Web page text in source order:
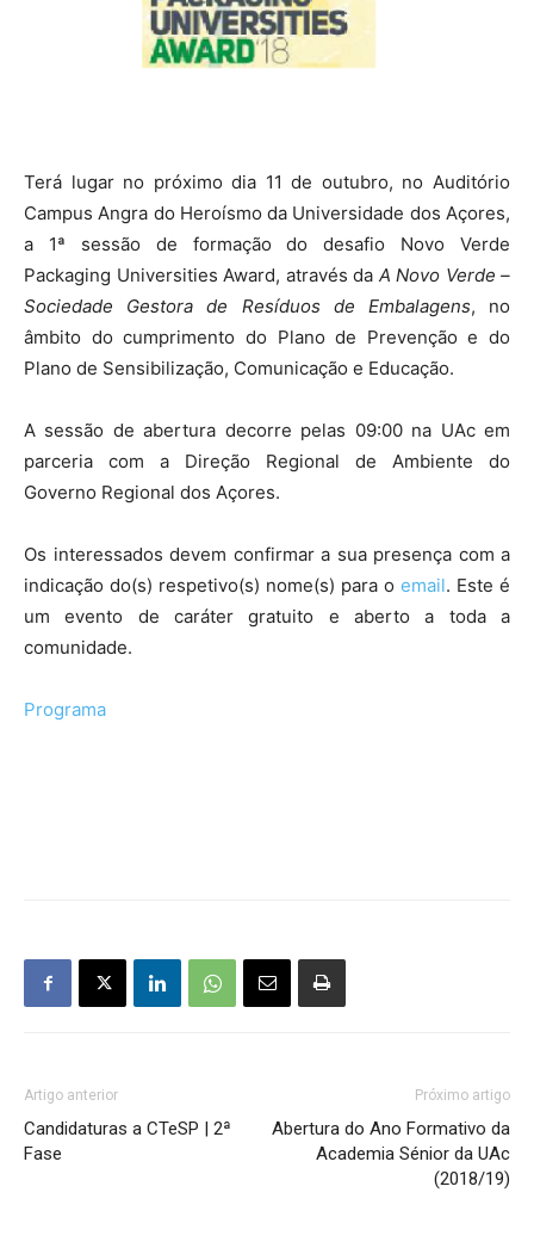
Terá lugar no próximo dia 11 de outubro, no Auditório
Campus Angra do Heroísmo da Universidade dos Açores,
a 1ª sessão de formação do desafio Novo Verde
Packaging Universities Award, através da A Novo Verde –
Sociedade Gestora de Resíduos de Embalagens, no
âmbito do cumprimento do Plano de Prevenção e do
Plano de Sensibilização, Comunicação e Educação.
A sessão de abertura decorre pelas 09:00 na UAc em
parceria com a Direção Regional de Ambiente do
Governo Regional dos Açores.
Os interessados devem confirmar a sua presença com a
indicação do(s) respetivo(s) nome(s) para o email. Este é
um evento de caráter gratuito e aberto a toda a
comunidade.
Programa
Artigo anterior
Candidaturas a CTeSP | 2ª
Fase
Próximo artigo
Abertura do Ano Formativo da
Academia Sénior da UAc
(2018/19)